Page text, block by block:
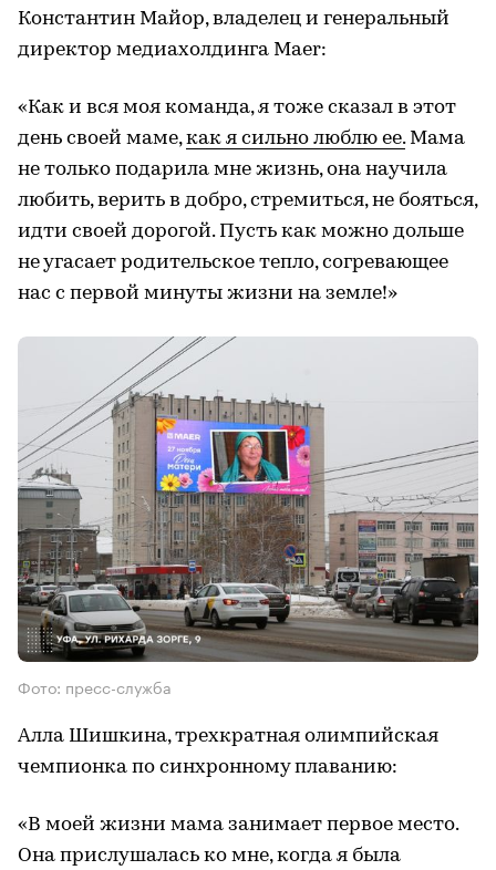
Константин Майор, владелец и генеральный
директор медиахолдинга Maer:
«Как и вся моя команда, я тоже сказал в этот
день своей маме,как я сильно люблю ее.Мама
не только подарила мне жизнь, она научила
любить, верить в добро, стремиться, не бояться,
идти своей дорогой. Пусть как можно дольше
не угасает родительское тепло, согревающее
нас с первой минуты жизни на земле!»
Фото: пресс-служба
Алла Шишкина, трехкратная олимпийская
чемпионка по синхронному плаванию:
«В моей жизни мама занимает первое место.
Она прислушалась ко мне, когда я была